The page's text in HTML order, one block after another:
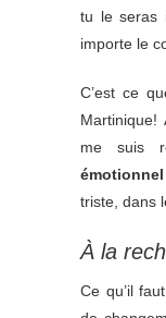
tu le seras
importe le
C’est ce
me suis
émotionnel
triste, dans
À la
Ce qu’il